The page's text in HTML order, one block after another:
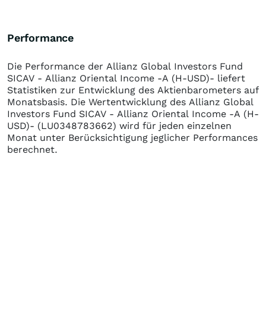
Performance
Die Performance der Allianz Global Investors Fund
SICAV - Allianz Oriental Income -A (H-USD)- liefert
Statistiken zur Entwicklung des Aktienbarometers auf
Monatsbasis. Die Wertentwicklung des Allianz Global
Investors Fund SICAV - Allianz Oriental Income -A (H-
USD)- (LU0348783662) wird für jeden einzelnen
Monat unter Berücksichtigung jeglicher Performances
berechnet.